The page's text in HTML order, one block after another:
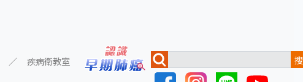
疾病衛教室